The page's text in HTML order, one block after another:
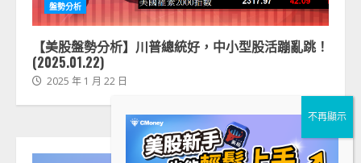
盤勢分析
【美股盤勢分析】川普總統好，中小型股活蹦亂跳！
(2025.01.22)
2025 年 1 月 22 日